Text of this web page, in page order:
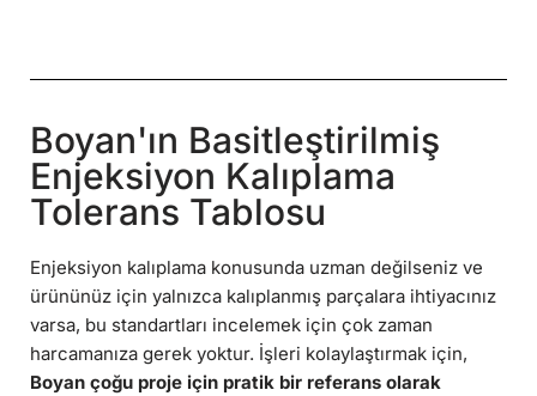
Boyan'ın Basitleştirilmiş
Enjeksiyon Kalıplama
Tolerans Tablosu
Enjeksiyon kalıplama konusunda uzman değilseniz ve
ürününüz için yalnızca kalıplanmış parçalara ihtiyacınız
varsa, bu standartları incelemek için çok zaman
harcamanıza gerek yoktur. İşleri kolaylaştırmak için,
Boyan çoğu proje için pratik bir referans olarak